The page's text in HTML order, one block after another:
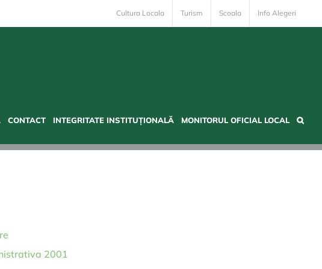
Cultura Locala Turism Scoala Info Alegeri
CONTACT INTEGRITATE INSTITUȚIONALĂ MONITORUL OFICIAL LOCAL
2001